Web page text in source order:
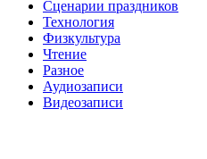
Сценарии праздников
Технология
Физкультура
Чтение
Разное
Аудиозаписи
Видеозаписи